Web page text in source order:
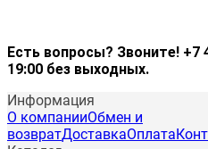
Есть вопросы? Звоните! +7
19:00 без выходных.
Информация
О компанииОбмен и
возвратДоставкаОплата